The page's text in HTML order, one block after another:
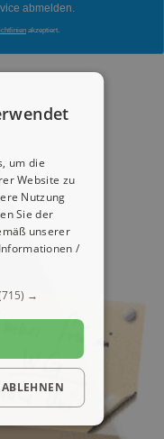
abmelden.
akzeptiert.
um die
Website zu
Nutzung
Sie der
unserer
/
→